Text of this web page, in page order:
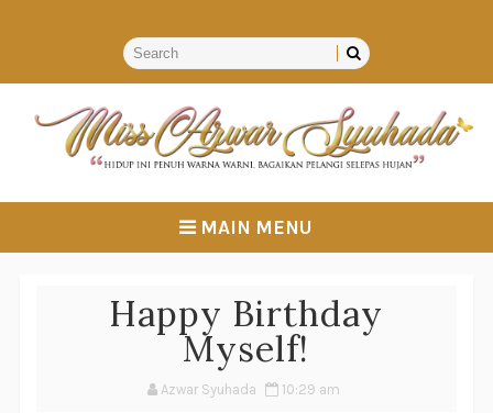
MAIN MENU
Happy Birthday
Myself!
Azwar Syuhada 10:29 am